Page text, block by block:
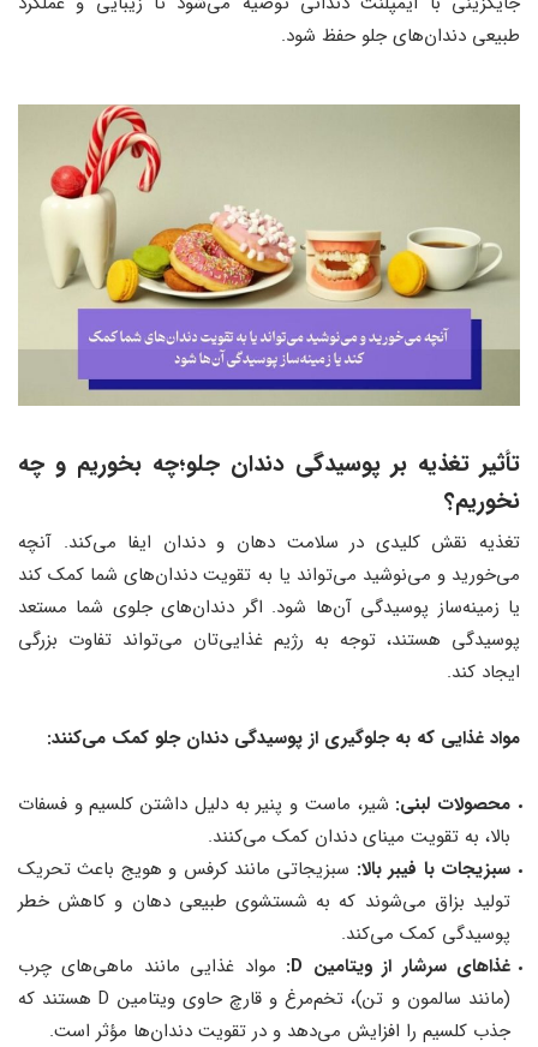
طبیعی دندان‌های جلو حفظ شود.
تأثیر تغذیه بر پوسیدگی دندان جلو؛چه بخوریم و چه
نخوریم؟
تغذیه نقش کلیدی در سلامت دهان و دندان ایفا می‌کند. آنچه
می‌خورید و می‌نوشید می‌تواند یا به تقویت دندان‌های شما کمک کند
یا زمینه‌ساز پوسیدگی آن‌ها شود. اگر دندان‌های جلوی شما مستعد
پوسیدگی هستند، توجه به رژیم غذایی‌تان می‌تواند تفاوت بزرگی
ایجاد کند.
مواد غذایی که به جلوگیری از پوسیدگی دندان جلو کمک می‌کنند:
محصولات لبنی: شیر، ماست و پنیر به دلیل داشتن کلسیم و فسفات
بالا، به تقویت مینای دندان کمک می‌کنند.
سبزیجات با فیبر بالا: سبزیجاتی مانند کرفس و هویج باعث تحریک
تولید بزاق می‌شوند که به شستشوی طبیعی دهان و کاهش خطر
پوسیدگی کمک می‌کند.
غذاهای سرشار از ویتامین D:
مواد غذایی مانند ماهی‌های چرب
(مانند سالمون و تن)، تخم‌مرغ و قارچ حاوی ویتامین D هستند که
جذب کلسیم را افزایش می‌دهد و در تقویت دندان‌ها مؤثر است.